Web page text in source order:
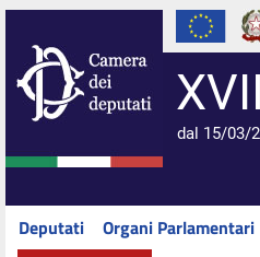
dal 15/03/
Deputati Organi Parlamentari